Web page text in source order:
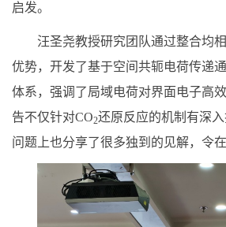
启发。
汪圣尧教授研究团队通过整合均
优势，开发了基于空间共轭电荷传递
体系，强调了局域电荷对界面电子高
告不仅针对CO2还原反应的机制有深
问题上也分享了很多独到的见解，令